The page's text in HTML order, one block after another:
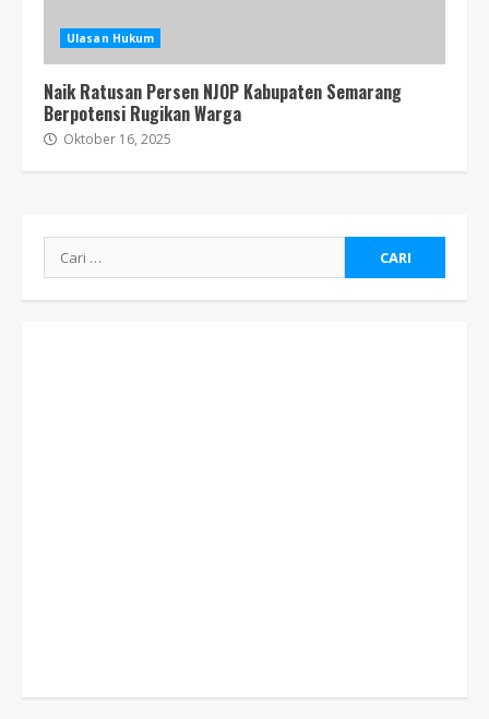
Ulasan Hukum
Naik Ratusan Persen NJOP Kabupaten Semarang
Berpotensi Rugikan Warga
Oktober 16, 2025
Cari
untuk: